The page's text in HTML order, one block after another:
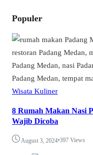
Populer
Wisata Kuliner
8 Rumah Makan Nasi
Wajib Dicoba
August 3, 2024•397 Views